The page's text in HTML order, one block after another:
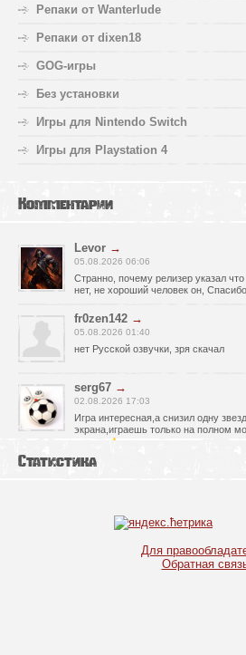
Репаки от Wanterlude
Репаки от dixen18
GOG-игры
Без установки
Игры для Nintendo Switch
Игры для Playstation 4
Комментарии
Levor →
05.08.2026 06:06
Странно, почему релизер указал
нет, не хороший человек он,
fr0zen142 →
05.08.2026 01:40
нет Русской озвучки, зря скачал
serg67 →
02.08.2026 17:03
Игра интересная,а снизил одну
экрана,играешь только на полном
испробовал?
30.07.2026 00:43
Статистика
Для
Обратная